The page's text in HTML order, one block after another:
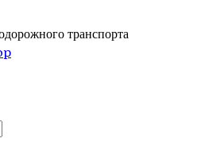
транспорта